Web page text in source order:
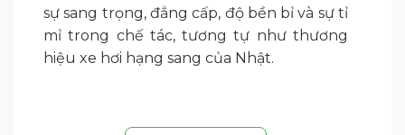
sự sang trọng, đẳng cấp, độ bền bỉ và sự tỉ
mỉ trong chế tác, tương tự như thương
hiệu xe hơi hạng sang của Nhật.